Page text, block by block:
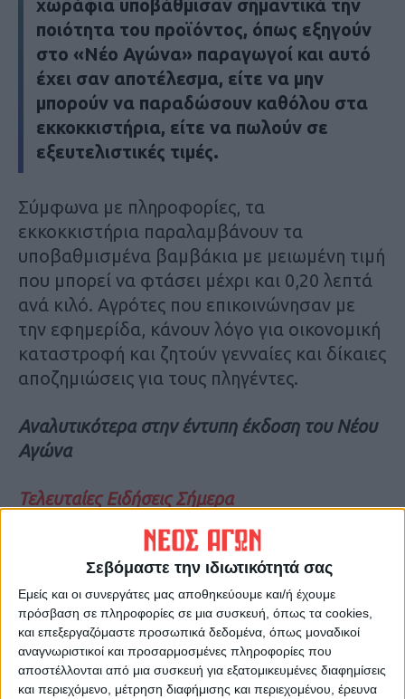
Σεβόμαστε την ιδιωτικότητά σας
Εμείς και οι συνεργάτες μας αποθηκεύουμε και/ή έχουμε
πρόσβαση σε πληροφορίες σε μια συσκευή, όπως τα cookies,
και επεξεργαζόμαστε προσωπικά δεδομένα, όπως μοναδικοί
αναγνωριστικοί και προσαρμοσμένες πληροφορίες που
αποστέλλονται από μια συσκευή για εξατομικευμένες διαφημίσεις
και περιεχόμενο, μέτρηση διαφήμισης και περιεχομένου, έρευνα
χωράφια υποβάθμισαν σημαντικά την
ποιότητα του προϊόντος, όπως εξηγούν
στο «Νέο Αγώνα» παραγωγοί και αυτό
έχει σαν αποτέλεσμα, είτε να μην
μπορούν να παραδώσουν καθόλου στα
εκκοκκιστήρια, είτε να πωλούν σε
εξευτελιστικές τιμές.
Σύμφωνα με πληροφορίες, τα
εκκοκκιστήρια παραλαμβάνουν τα
υποβαθμισμένα βαμβάκια με μειωμένη τιμή
που μπορεί να φτάσει μέχρι και 0,20 λεπτά
ανά κιλό. Αγρότες που επικοινώνησαν με
την εφημερίδα, κάνουν λόγο για οικονομική
καταστροφή και ζητούν γενναίες και δίκαιες
αποζημιώσεις για τους πληγέντες.
Αναλυτικότερα στην έντυπη έκδοση του Νέου
Αγώνα
Τελευταίες Ειδήσεις Σήμερα
Ακολούθησε την εφημερίδα ΝΕΟΣ
ΑΓΩΝ στο Google News!
Όλες οι εξελίξεις στην περιοχή της
Καρδίτσας και ευρύτερα της Θεσσαλίας
ΠΡΟΗΓΟΥΜΕΝΟ ΑΡΘΡΟ ΕΠΟΜΕΝΟ ΑΡΘΡΟ